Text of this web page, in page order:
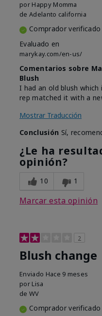
por Happy Momma
de Adelanto california
Comprador verificado
Evaluado en
marykay.com/en-us/
Comentarios sobre
Blush
I had an old blush
rep matched it with a
Mostrar Traducción
Conclusión Sí,
¿Le ha
opinión?
10 1
Marcar esta opinión
2
Blush change
Enviado Hace 9 meses
por Lisa
de WV
Comprador verificado